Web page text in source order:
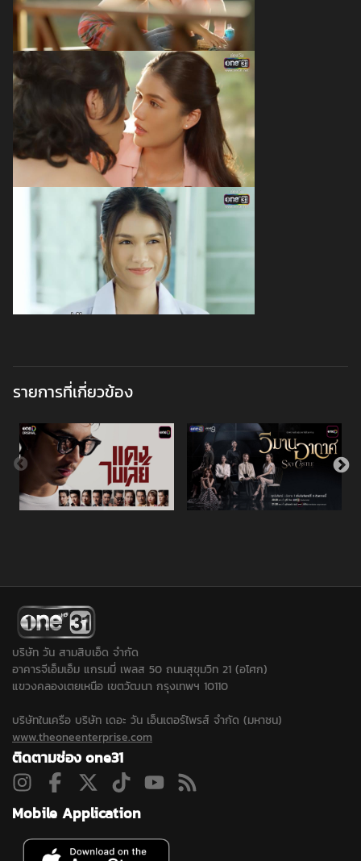
รายการที่เกี่ยวข้อง
บริษัท วัน สามสิบเอ็ด จำกัด
อาคารจีเอ็มเอ็ม แกรมมี่ เพลส 50 ถนนสุขุมวิท 21 (อโศก)
แขวงคลองเตยเหนือ เขตวัฒนา กรุงเทพฯ 10110
บริษัทในเครือ บริษัท เดอะ วัน เอ็นเตอร์ไพรส์ จำกัด (มหาชน)
www.theoneenterprise.com
ติดตามช่อง one31
Mobile Application